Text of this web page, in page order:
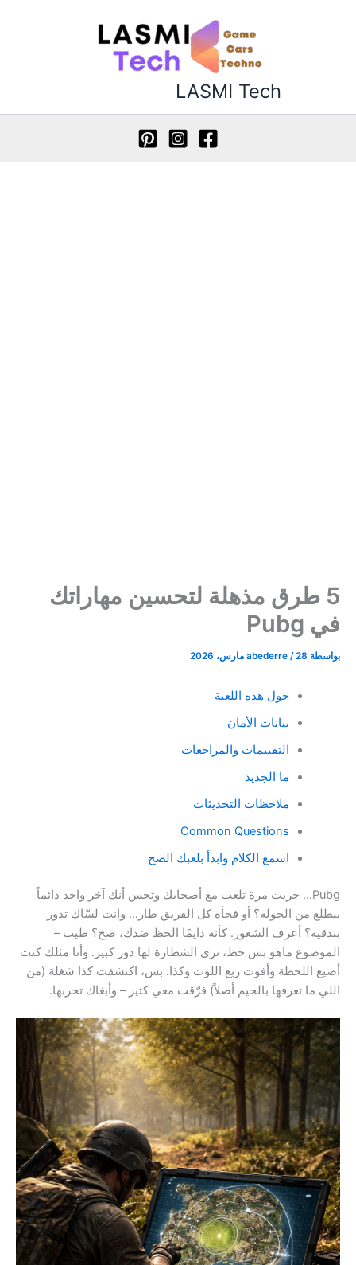
LASMI Tech
5 طرق مذهلة لتحسين مهاراتك
في Pubg
بواسطة abederre /28 مارس، 2026
حول هذه اللعبة
بيانات الأمان
التقييمات والمراجعات
ما الجديد
ملاحظات التحديثات
Common Questions
اسمع الكلام وابدأ بلعبك الصح
Pubg… جربت مرة تلعب مع أصحابك وتحس أنك آخر واحد دائماً
بيطلع من الجولة؟ أو فجأة كل الفريق طار… وانت لسّاك تدور
بندقية؟ أعرف الشعور. كأنه دايمًا الحظ ضدك، صح؟ طيب –
الموضوع ماهو بس حظ، ترى الشطارة لها دور كبير. وأنا مثلك كنت
أضيع اللحظة وأفوت ربع اللوت وكذا. بس، اكتشفت كذا شغلة (من
اللي ما تعرفها بالجيم أصلاً) فرّقت معي كثير – وأبغاك تجربها.